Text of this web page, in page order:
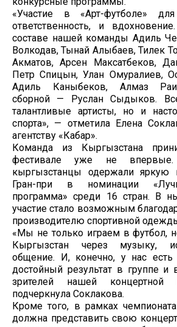
«Участие в «Арт-футболе»
ответственность, и
составе нашей команды Адиль
Волкодав, Тынай Алыбаев, Тилек
Акматов, Арсен Максатбеков,
Петр Спицын, Улан Омуралиев,
Адиль Каныбеков, Алмаз
сборной — Руслан Сыдыков.
талантливые артисты, но и
спорта», — отметила Елена
агентству «Кабар».
Команда из Кыргызстана
фестивале уже не
кыргызстанцы одержали яркую
Гран-при в номинации
программа» среди 16 стран. В
участие стало возможным
производителю спортивной
«Мы не только играем в футбол,
Кыргызстан через музыку,
общение. И, конечно, у нас
достойный результат в группе и
зрителей нашей концертной
подчеркнула Соклакова.
Кроме того, в рамках
должна представить свою